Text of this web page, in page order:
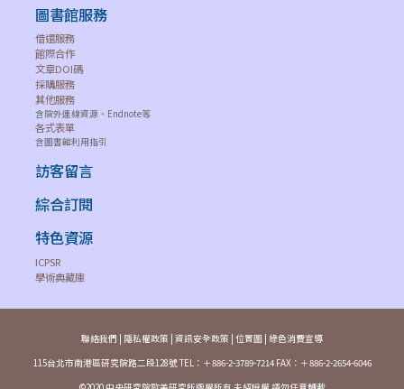
EBSCO
Full Text
EBSCO
SocINDEX
Text
Hein Hein Online
Hein
EBSCO
Econlit with
Full Text
Bargaining &
Multinational
-- --
圖書館服務
借還服務
館際合作
文章DOI碼
採購服務
其他服務
含院外連線資源、Endnote等
各式表單
含圖書館利用指引
訪客留言
綜合訂閱
特色資源
ICPSR
學術典藏庫
聯絡我們 | 隱私權政策 | 資訊安全政策 | 位置圖 | 綠色消費宣導
115台北市南港區研究院路二段128號 TEL：＋886-2-3789-7214 FAX：＋886-2-2654-6046